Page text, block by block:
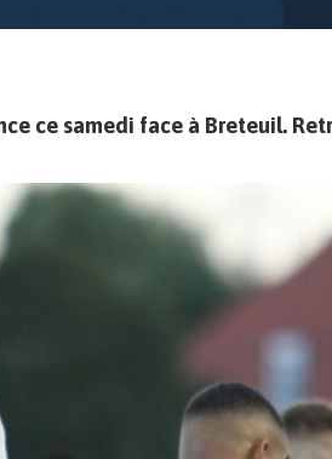
ce samedi face à Breteuil.